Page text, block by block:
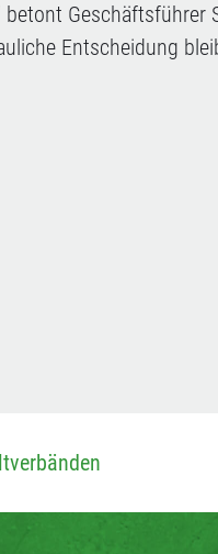
Geschäftsführer
Entscheidung